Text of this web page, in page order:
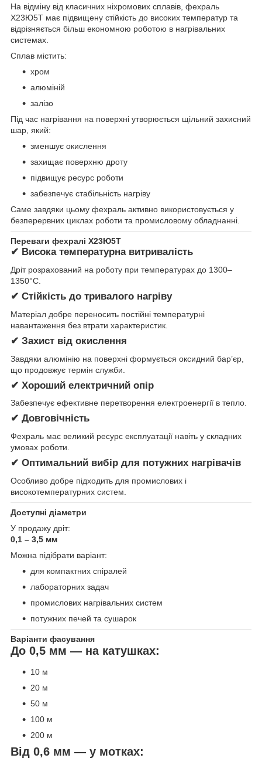
На відміну від класичних ніхромових сплавів, фехраль
Х23Ю5Т має підвищену стійкість до високих температур та
відрізняється більш економною роботою в нагрівальних
системах.
Сплав містить:
хром
алюміній
залізо
Під час нагрівання на поверхні утворюється щільний захисний
шар, який:
зменшує окислення
захищає поверхню дроту
підвищує ресурс роботи
забезпечує стабільність нагріву
Саме завдяки цьому фехраль активно використовується у
безперервних циклах роботи та промисловому обладнанні.
Переваги фехралі Х23Ю5Т
✔ Висока температурна витривалість
Дріт розрахований на роботу при температурах до 1300–
1350°C.
✔ Стійкість до тривалого нагріву
Матеріал добре переносить постійні температурні
навантаження без втрати характеристик.
✔ Захист від окислення
Завдяки алюмінію на поверхні формується оксидний бар’єр,
що продовжує термін служби.
✔ Хороший електричний опір
Забезпечує ефективне перетворення електроенергії в тепло.
✔ Довговічність
Фехраль має великий ресурс експлуатації навіть у складних
умовах роботи.
✔ Оптимальний вибір для потужних нагрівачів
Особливо добре підходить для промислових і
високотемпературних систем.
Доступні діаметри
У продажу дріт:
0,1 – 3,5 мм
Можна підібрати варіант:
для компактних спіралей
лабораторних задач
промислових нагрівальних систем
потужних печей та сушарок
Варіанти фасування
До 0,5 мм — на катушках:
10 м
20 м
50 м
100 м
200 м
Від 0,6 мм — у мотках: